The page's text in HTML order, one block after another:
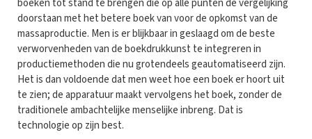
boeken tot stand te brengen die op alle punten de vergelijking
doorstaan met het betere boek van voor de opkomst van de
massaproductie. Men is er blijkbaar in geslaagd om de beste
verworvenheden van de boekdrukkunst te integreren in
productiemethoden die nu grotendeels geautomatiseerd zijn.
Het is dan voldoende dat men weet hoe een boek er hoort uit
te zien; de apparatuur maakt vervolgens het boek, zonder de
traditionele ambachtelijke menselijke inbreng. Dat is
technologie op zijn best.